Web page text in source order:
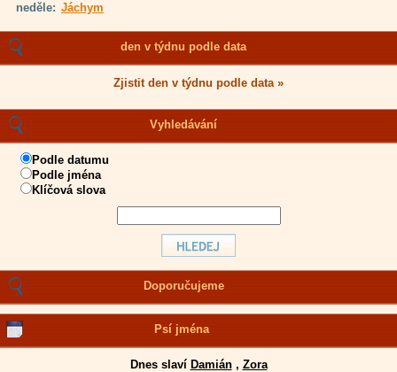
neděle: Jáchym
den v týdnu podle data
Zjistit den v týdnu podle data »
Vyhledávání
Podle datumu
Podle jména
Klíčová slova
Doporučujeme
Psí jména
Dnes slaví Damián, Zora